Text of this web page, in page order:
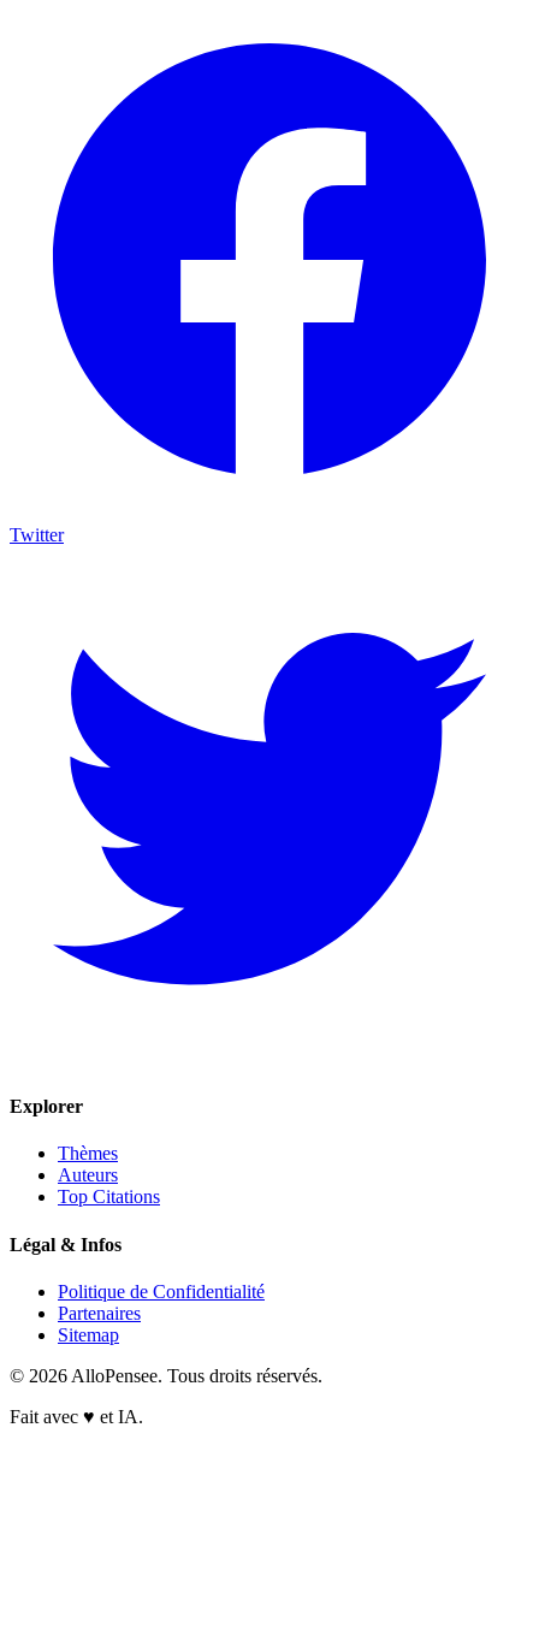
Twitter
Explorer
Thèmes
Auteurs
Top Citations
Légal & Infos
Politique de Confidentialité
Partenaires
Sitemap
© 2026 AlloPensee. Tous droits réservés.
Fait avec ♥ et IA.